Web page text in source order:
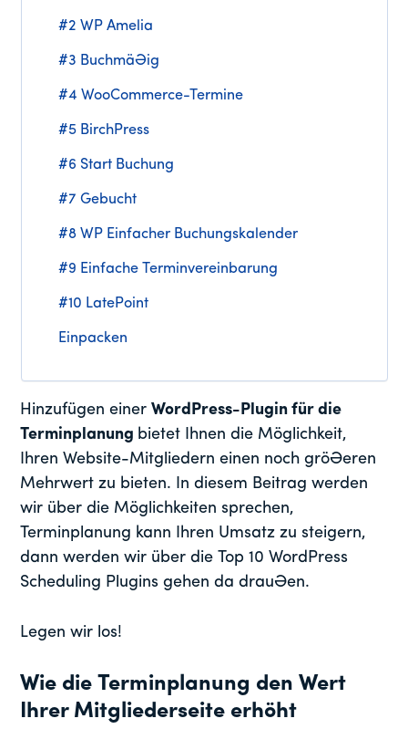
#2 WP Amelia
#3 Buchmäßig
#4 WooCommerce-Termine
#5 BirchPress
#6 Start Buchung
#7 Gebucht
#8 WP Einfacher Buchungskalender
#9 Einfache Terminvereinbarung
#10 LatePoint
Einpacken
Hinzufügen einerWordPress-Plugin für die
Terminplanung bietet Ihnen die Möglichkeit,
Ihren Website-Mitgliedern einen noch größeren
Mehrwert zu bieten. In diesem Beitrag werden
wir über die Möglichkeiten sprechen,
Terminplanung kann Ihren Umsatz zu steigern,
dann werden wir über die Top 10 WordPress
Scheduling Plugins gehen da draußen.
Legen wir los!
Wie die Terminplanung den Wert
Ihrer Mitgliederseite erhöht